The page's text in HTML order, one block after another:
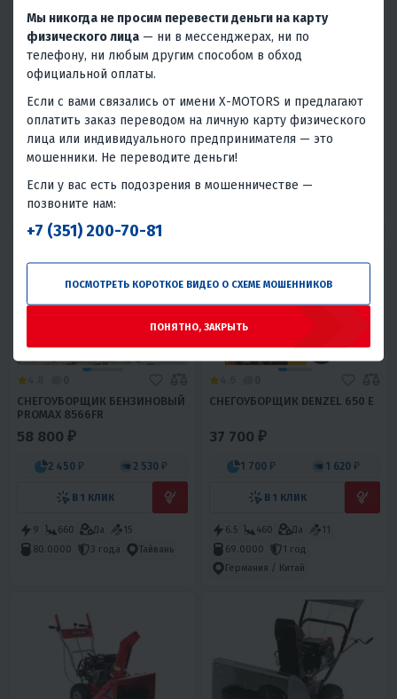
4.1 0
СНЕГОУБОРЩИК DENZEL SWB-
600
65 500 ₽95 300 ₽-31%
2 950 ₽ 2 820 ₽
В 1 КЛИК
93.0000
1 год
Германия / Китай
4.6 0
СНЕГОУБОРЩИК DEWORKS S
7565
3 160 ₽ 3 020 ₽
В 1 КЛИК
68.0000
1 год
СНЕГОУБОРЩИК БЕНЗИНОВЫЙ
PROMAX 8566FR
58 800 ₽
2 450 ₽ 2 530 ₽
В 1 КЛИК
9 660 Да
15
80.0000
3 года Тайвань
СНЕГОУБОРЩИК DENZEL 650 E
37 700 ₽
1 700 ₽ 1 620 ₽
В 1 КЛИК
6.5 460 Да
11
69.0000
1 год
Германия / Китай
Мы никогда не просим перевести деньги на карту
физического лица — ни в мессенджерах, ни по
телефону, ни любым другим способом в обход
официальной оплаты.
Если с вами связались от имени X-MOTORS и предлагают
оплатить заказ переводом на личную карту физического
лица или индивидуального предпринимателя — это
мошенники. Не переводите деньги!
Если у вас есть подозрения в мошенничестве —
позвоните нам:
+7 (351) 200-70-81
ПОСМОТРЕТЬ КОРОТКОЕ ВИДЕО О СХЕМЕ МОШЕННИКОВ
ПОНЯТНО, ЗАКРЫТЬ